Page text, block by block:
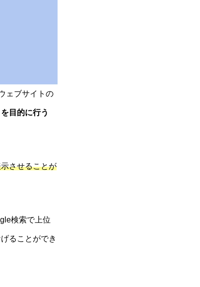
ェブサイトの
目的に行う
させることが
検索で上位
ることができ